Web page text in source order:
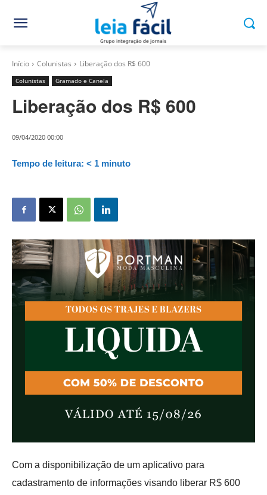
Início Colunistas Liberação dos R$ 600
Colunistas Gramado e Canela
Liberação dos R$ 600
09/04/2020 00:00
Tempo de leitura: < 1 minuto
Com a disponibilização de um aplicativo para
cadastramento de informações visando liberar R$ 600